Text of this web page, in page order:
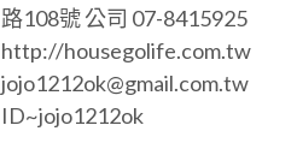
路108號 公司 07-8415925
http://housegolife.com.tw
jojo1212ok@gmail.com.tw
ID~jojo1212ok